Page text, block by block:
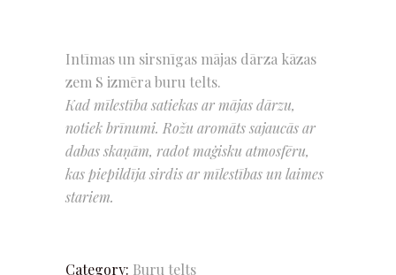
Intīmas un sirsnīgas mājas dārza kāzas
zem S izmēra buru telts.
Kad mīlestība satiekas ar mājas dārzu,
notiek brīnumi. Rožu aromāts sajaucās ar
dabas skaņām, radot maģisku atmosfēru,
kas piepildīja sirdis ar mīlestības un laimes
stariem.
Category: Buru telts